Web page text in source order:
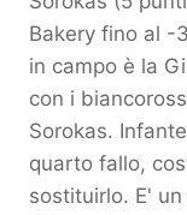
Bakery fino al -
in campo è la
con i
Sorokas.
quarto fallo,
sostituirlo. E'